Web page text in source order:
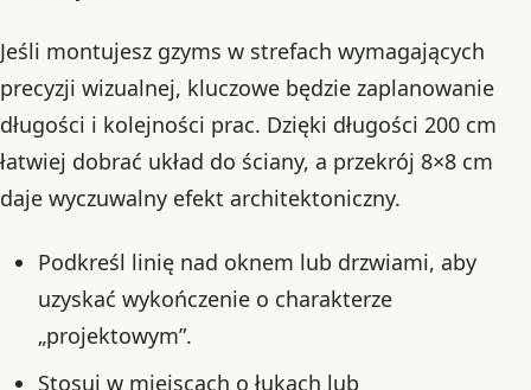
Jeśli montujesz gzyms w strefach wymagających
precyzji wizualnej, kluczowe będzie zaplanowanie
długości i kolejności prac. Dzięki długości 200 cm
łatwiej dobrać układ do ściany, a przekrój 8×8 cm
daje wyczuwalny efekt architektoniczny.
Podkreśl linię nad oknem lub drzwiami, aby
uzyskać wykończenie o charakterze
„projektowym”.
Stosuj w miejscach o łukach lub